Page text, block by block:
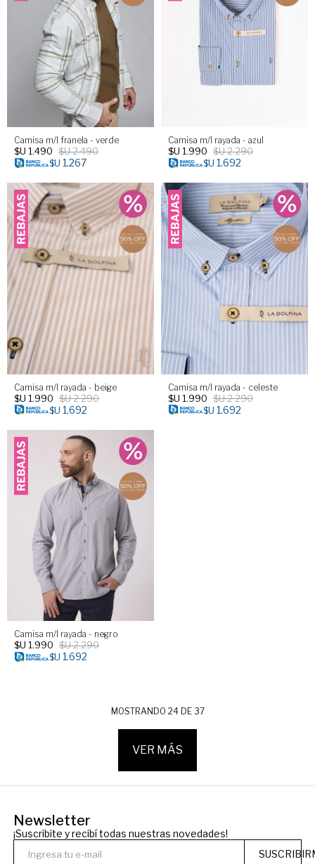
Camisa m/l franela - verde
$U 1.490 $U2.490
$U 1.267
Camisa m/l rayada - azul
$U 1.990 $U2.290
$U 1.692
Camisa m/l rayada - beige
$U 1.990 $U2.290
$U 1.692
Camisa m/l rayada - celeste
$U 1.990 $U2.290
$U 1.692
Camisa m/l rayada - negro
$U 1.990 $U2.290
$U 1.692
MOSTRANDO 24DE 37
VER MÁS
Newsletter
¡Suscribite y recibí todas nuestras novedades!